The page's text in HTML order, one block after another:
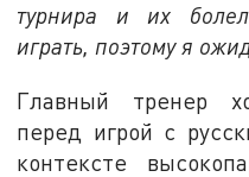
турнира и их
играть, поэтому я
Главный тренер
перед игрой с
контексте